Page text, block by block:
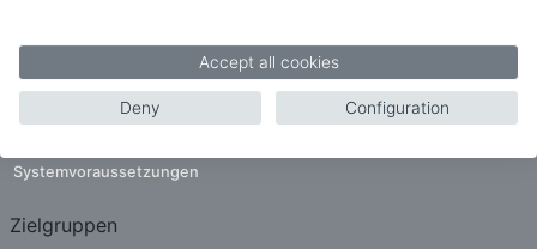
Neu in HAN 6
Weitere Funktionen
Systemvoraussetzungen
Zielgruppen
Accept all cookies
Deny Configuration